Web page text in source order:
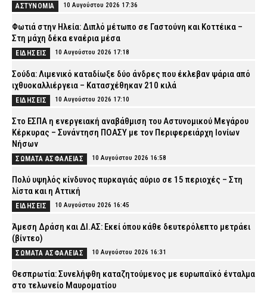
ΑΣΤΥΝΟΜΙΑ 10 Αυγούστου 2026 17:36
Φωτιά στην Ηλεία: Διπλό μέτωπο σε Γαστούνη και Κοττέικα –
Στη μάχη δέκα εναέρια μέσα
ΕΙΔΗΣΕΙΣ 10 Αυγούστου 2026 17:18
Σούδα: Λιμενικό καταδίωξε δύο άνδρες που έκλεβαν ψάρια από
ιχθυοκαλλιέργεια – Κατασχέθηκαν 210 κιλά
ΕΙΔΗΣΕΙΣ 10 Αυγούστου 2026 17:10
Στο ΕΣΠΑ η ενεργειακή αναβάθμιση του Αστυνομικού Μεγάρου
Κέρκυρας – Συνάντηση ΠΟΑΣΥ με τον Περιφερειάρχη Ιονίων
Νήσων
ΣΩΜΑΤΑ ΑΣΦΑΛΕΙΑΣ 10 Αυγούστου 2026 16:58
Πολύ υψηλός κίνδυνος πυρκαγιάς αύριο σε 15 περιοχές – Στη
λίστα και η Αττική
ΕΙΔΗΣΕΙΣ 10 Αυγούστου 2026 16:45
Άμεση Δράση και ΔΙ.ΑΣ: Εκεί όπου κάθε δευτερόλεπτο μετράει
(βίντεο)
ΣΩΜΑΤΑ ΑΣΦΑΛΕΙΑΣ 10 Αυγούστου 2026 16:31
Θεσπρωτία: Συνελήφθη καταζητούμενος με ευρωπαϊκό ένταλμα
στο τελωνείο Μαυροματίου